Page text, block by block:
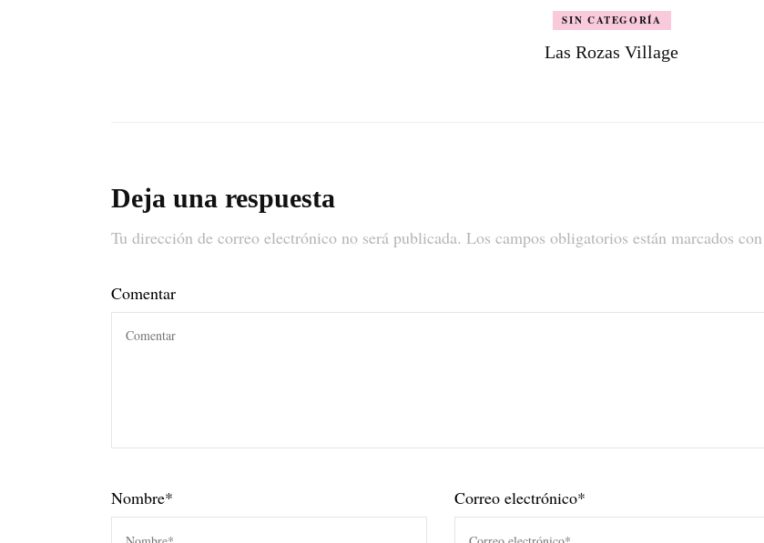
SIN CATEGORÍA
Las Rozas Village
Deja una respuesta
Tu dirección de correo electrónico no será publicada. Los campos obligatorios están marcados con
Comentar
Nombre* Correo electrónico*